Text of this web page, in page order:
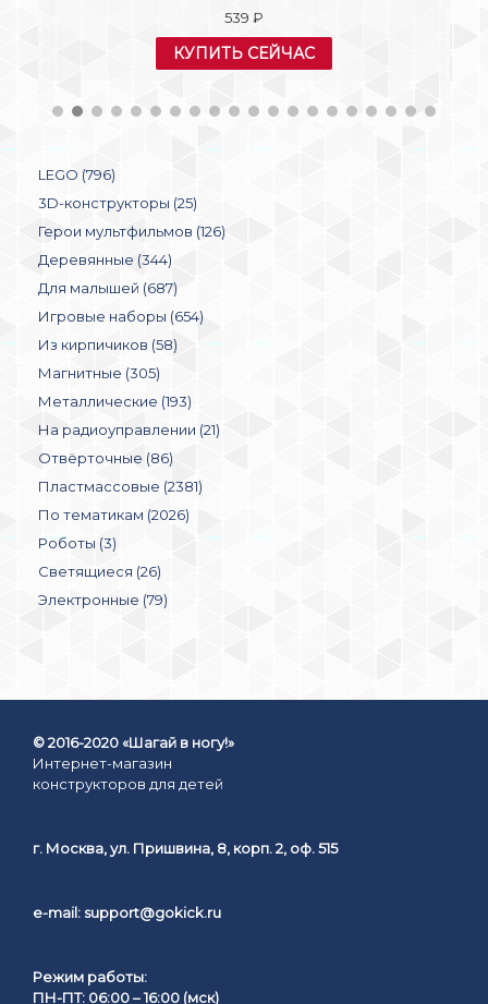
539 ₽
КУПИТЬ СЕЙЧАС
LEGO (796)
3D-конструкторы (25)
Герои мультфильмов (126)
Деревянные (344)
Для малышей (687)
Игровые наборы (654)
Из кирпичиков (58)
Магнитные (305)
Металлические (193)
На радиоуправлении (21)
Отвёрточные (86)
Пластмассовые (2381)
По тематикам (2026)
Роботы (3)
Светящиеся (26)
Электронные (79)
© 2016-2020 «Шагай в ногу!»
Интернет-магазин
конструкторов для детей
г. Москва, ул. Пришвина, 8, корп. 2, оф. 515
e-mail: support@gokick.ru
Режим работы:
ПН-ПТ: 06:00 – 16:00 (мск)